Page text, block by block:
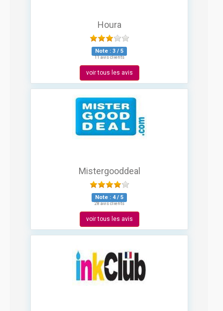
Houra
Note : 3 / 5
11 avis clients
voir tous les avis
Mistergooddeal
Note : 4/ 5
28 avis clients
voir tous les avis